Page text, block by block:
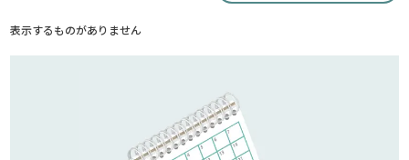
表示するものがありません